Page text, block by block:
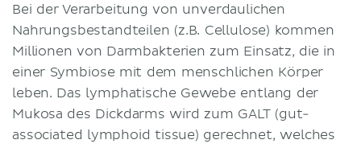
Bei der Verarbeitung von unverdaulichen
Nahrungsbestandteilen (z.B. Cellulose) kommen
Millionen von Darmbakterien zum Einsatz, die in
einer Symbiose mit dem menschlichen Körper
leben. Das lymphatische Gewebe entlang der
Mukosa des Dickdarms wird zum GALT (gut-
associated lymphoid tissue) gerechnet, welches